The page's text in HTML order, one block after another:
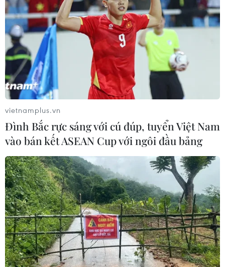
Hành khách cần thường xuyên theo dõi điện thoại hoặc
email để cập nhật lịch bay của các hãng trong thời gian
sân bay Nội Bài và Tân Sơn Nhất cải tạo đường cất, hạ
cánh
Hàng không Việt mở lại bay quốc tế đến 20
quốc gia và vùng lãnh thổ
vietnamplus.vn
Đình Bắc rực sáng với cú đúp, tuyển Việt Nam
vào bán kết ASEAN Cup với ngôi đầu bảng